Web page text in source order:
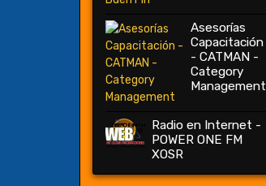
Asesorías
Capacitación
- CATMAN -
Category
Management
Radio en Internet -
POWER ONE FM
XOSR